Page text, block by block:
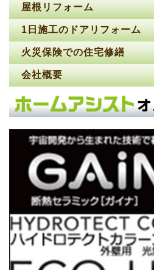
屋根リフォーム
1日施工のドアリフォーム
火災保険での住宅修繕
会社概要